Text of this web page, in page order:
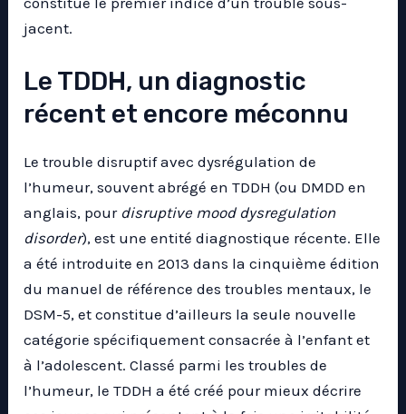
jacent.
Le TDDH, un diagnostic
récent et encore méconnu
Le trouble disruptif avec dysrégulation de
l’humeur, souvent abrégé en TDDH (ou DMDD en
anglais, pour disruptive mood dysregulation
disorder), est une entité diagnostique récente. Elle
a été introduite en 2013 dans la cinquième édition
du manuel de référence des troubles mentaux, le
DSM-5, et constitue d’ailleurs la seule nouvelle
catégorie spécifiquement consacrée à l’enfant et
à l’adolescent. Classé parmi les troubles de
l’humeur, le TDDH a été créé pour mieux décrire